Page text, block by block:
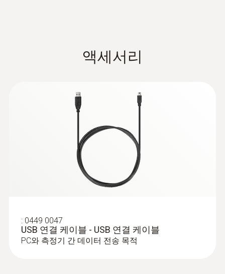
액세서리
: 0449 0047
USB 연결 케이블 - USB 연결 케이블
PC와 측정기 간 데이터 전송 목적